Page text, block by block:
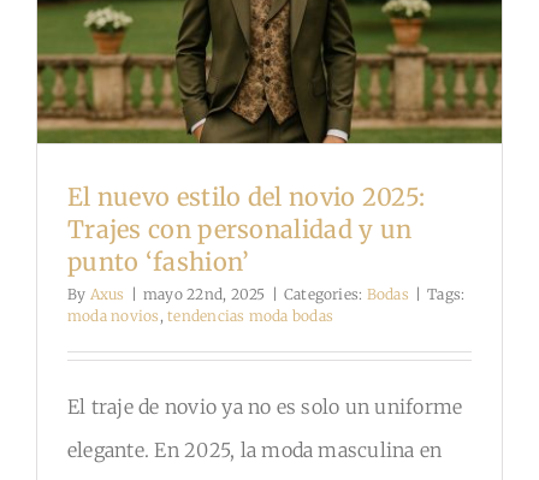
OPINIONES
CONTACTO
El nuevo estilo del novio 2025:
Trajes con personalidad y un
punto ‘fashion’
By Axus mayo 22nd, 2025 Categories: Bodas
Tags:
moda novios,tendencias moda bodas
El traje de novio ya no es solo un uniforme
elegante. En 2025, la moda masculina en